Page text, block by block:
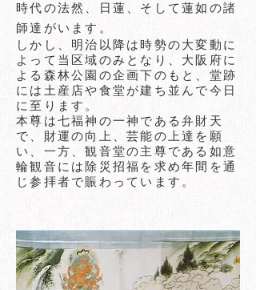
時代の法然、日蓮、そして蓮如の諸
師達がいます。
しかし、明治以降は時勢の大変動に
よって当区域のみとなり、大阪府に
よる森林公園の企画下のもと、堂跡
には土産店や食堂が建ち並んで今日
に至ります。
本尊は七福神の一神である弁財天
で、財運の向上、芸能の上達を願
い、一方、観音堂の主尊である如意
輪観音には除災招福を求め年間を通
じ参拝者で賑わっています。